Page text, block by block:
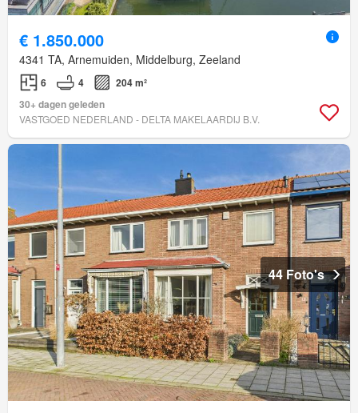
€ 1.850.000
4341 TA, Arnemuiden, Middelburg, Zeeland
6 4
204 m²
30+ dagen geleden
VASTGOED NEDERLAND - DELTA MAKELAARDIJ B.V.
44 Foto's